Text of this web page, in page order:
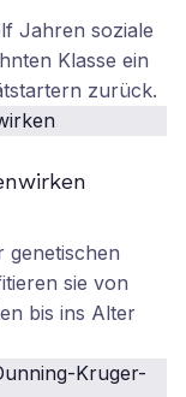
Jahren soziale
Klasse ein
zurück.
sie von
bis ins Alter